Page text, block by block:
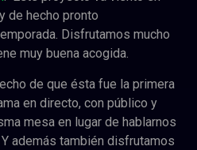
de hecho pronto
Disfrutamos mucho
muy buena acogida.
de que ésta fue la primera
en directo, con público y
mesa en lugar de hablarnos
además también disfrutamos